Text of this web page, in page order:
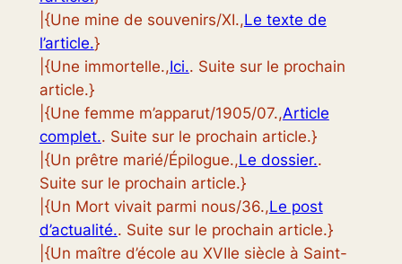
|{Une mine de souvenirs/XI.,Le texte de
l’article.}
|{Une immortelle.,Ici.. Suite sur le prochain
article.}
|{Une femme m’apparut/1905/07.,Article
complet.. Suite sur le prochain article.}
|{Un prêtre marié/Épilogue.,Le dossier..
Suite sur le prochain article.}
|{Un Mort vivait parmi nous/36.,Le post
d’actualité.. Suite sur le prochain article.}
|{Un maître d’école au XVIIe siècle à Saint-